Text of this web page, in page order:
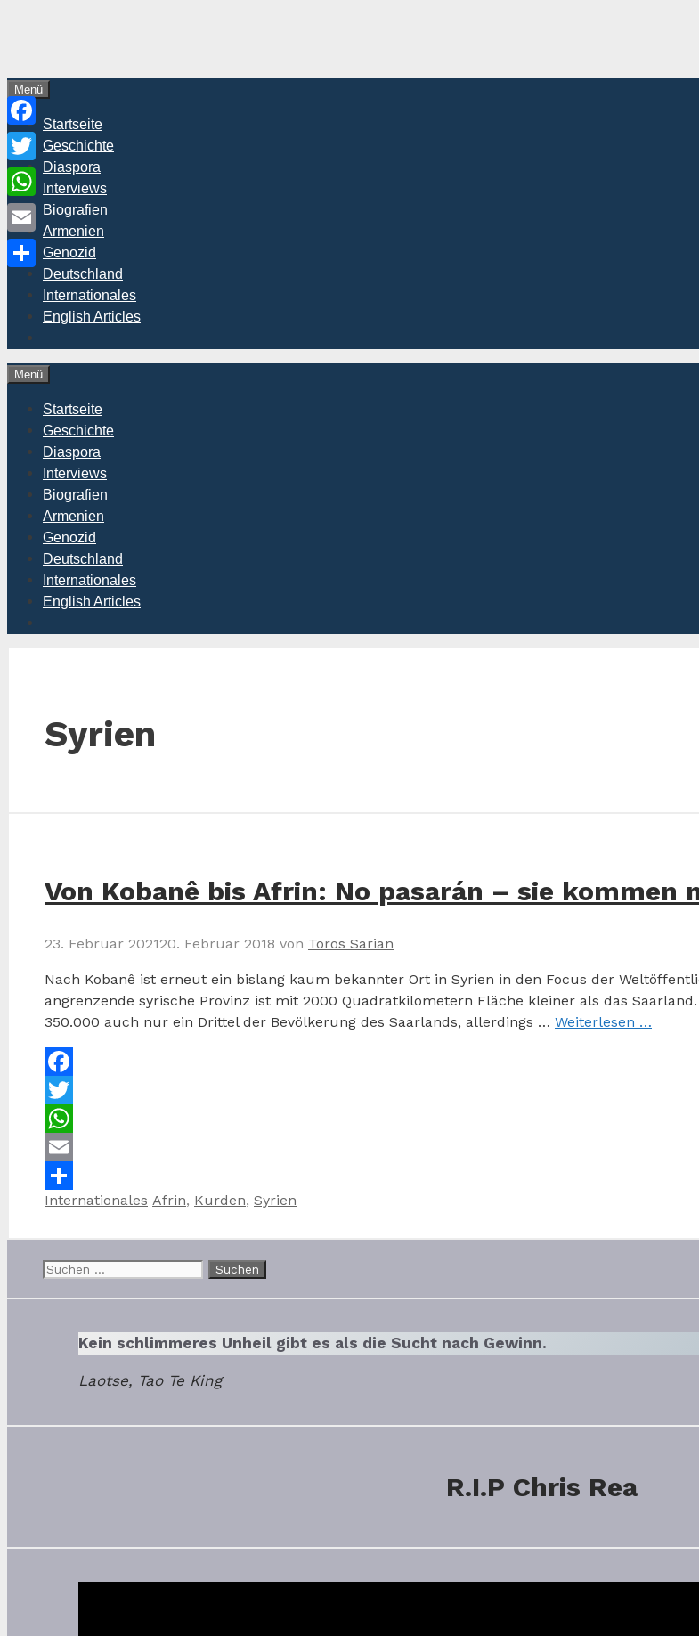
Menü
Startseite
Geschichte
Diaspora
Interviews
Biografien
Armenien
Genozid
Deutschland
Internationales
English Articles
Menü
Startseite
Geschichte
Diaspora
Interviews
Biografien
Armenien
Genozid
Deutschland
Internationales
English Articles
Syrien
Von Kobanê bis Afrin: No pasarán – sie kommen
23. Februar 202120. Februar 2018 von Toros Sarian
Nach Kobanê ist erneut ein bislang kaum bekannter Ort in Syrien in den Focus der
angrenzende syrische Provinz ist mit 2000 Quadratkilometern Fläche kleiner als das
350.000 auch nur ein Drittel der Bevölkerung des Saarlands, allerdings … Weiterlesen …
Facebook
Twitter
WhatsApp
Email
Teilen
Kategorien
Internationales Schlagwörter
Afrin, Kurden, Syrien
Suchen
Kein schlimmeres Unheil gibt es als die Sucht nach Gewinn.
Laotse, Tao Te King
R.I.P Chris Rea
Facebook
Twitter
WhatsApp
Email
Teilen